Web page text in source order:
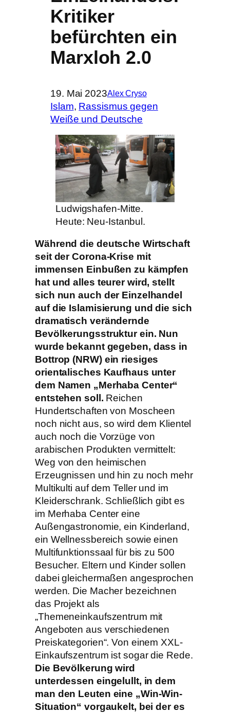
Kritiker
befürchten ein
Marxloh 2.0
19. Mai 2023Alex Cryso
Islam, Rassismus gegen
Weiße und Deutsche
Ludwigshafen-Mitte.
Heute: Neu-Istanbul.
Während die deutsche Wirtschaft
seit der Corona-Krise mit
immensen Einbußen zu kämpfen
hat und alles teurer wird, stellt
sich nun auch der Einzelhandel
auf die Islamisierung und die sich
dramatisch verändernde
Bevölkerungsstruktur ein. Nun
wurde bekannt gegeben, dass in
Bottrop (NRW) ein riesiges
orientalisches Kaufhaus unter
dem Namen „Merhaba Center“
entstehen soll. Reichen
Hundertschaften von Moscheen
noch nicht aus, so wird dem Klientel
auch noch die Vorzüge von
arabischen Produkten vermittelt:
Weg von den heimischen
Erzeugnissen und hin zu noch mehr
Multikulti auf dem Teller und im
Kleiderschrank. Schließlich gibt es
im Merhaba Center eine
Außengastronomie, ein Kinderland,
ein Wellnessbereich sowie einen
Multifunktionssaal für bis zu 500
Besucher. Eltern und Kinder sollen
dabei gleichermaßen angesprochen
werden. Die Macher bezeichnen
das Projekt als
„Themeneinkaufszentrum mit
Angeboten aus verschiedenen
Preiskategorien“. Von einem XXL-
Einkaufszentrum ist sogar die Rede.
Die Bevölkerung wird
unterdessen eingelullt, in dem
man den Leuten eine „Win-Win-
Situation“ vorgaukelt, bei der es